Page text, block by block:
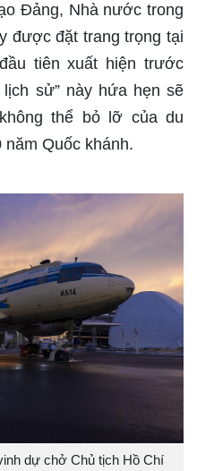
Đảng, Nhà nước trong
được đặt trang trọng tại
tiên xuất hiện trước
lịch sử” này hứa hẹn sẽ
thể bỏ lỡ của du
năm Quốc khánh.
dự chở Chủ tịch Hồ Chí